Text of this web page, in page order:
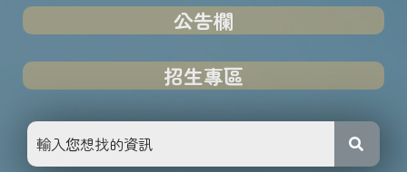
公告欄
招生專區